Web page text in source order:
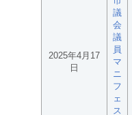
2025年4月17
日
議
会
議
員
マ
ニ
フ
ェ
ス